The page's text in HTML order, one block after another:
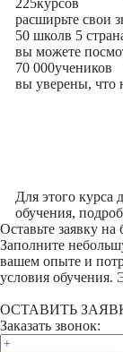
225курсов
расширьте свои
50 школв 5
вы можете
70 000учеников
вы уверены, что
Для этого курса
обучения,
Оставьте заявку на
Заполните
вашем опыте и
условия обучения.
ОСТАВИТЬ
Заказать звонок: